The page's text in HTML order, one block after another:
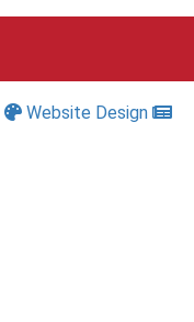
Website Design